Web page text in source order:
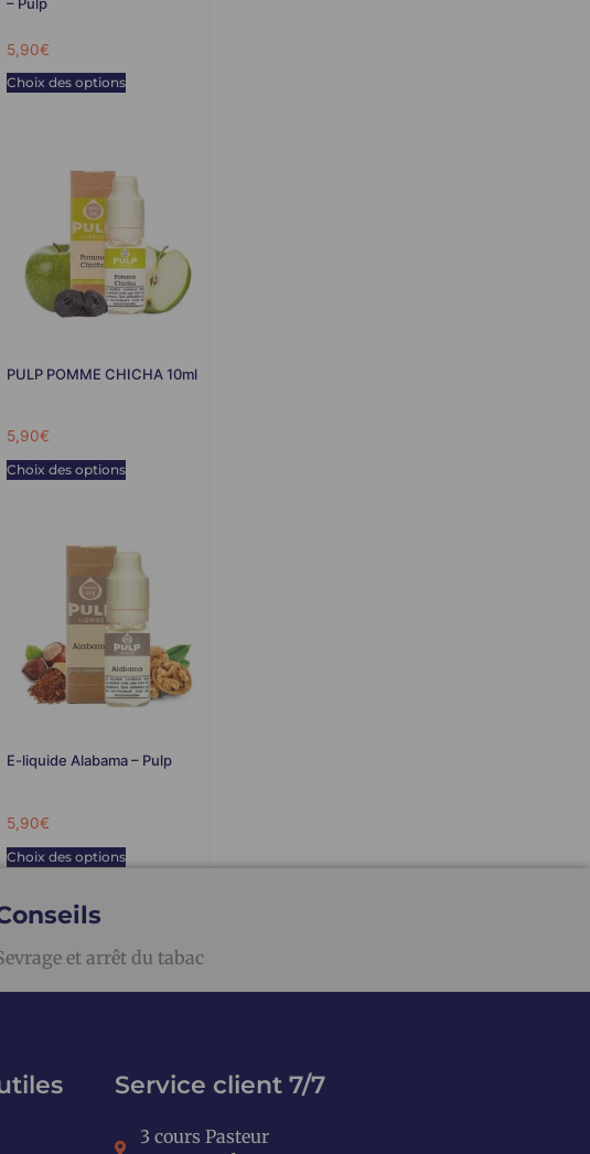
5,90€
Choix des options
PULP POMME CHICHA 10ml
5,90€
Choix des options
E-liquide Alabama – Pulp
5,90€
Choix des options
et arrêt du tabac
Service client 7/7
3 cours Pasteur